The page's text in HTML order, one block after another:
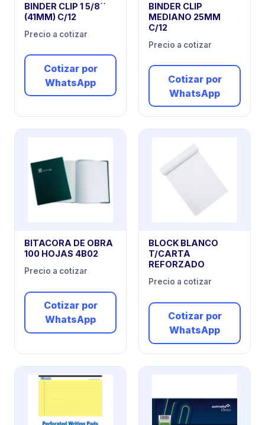
BINDER CLIP 1 5/8´´
(41MM) C/12
Precio a cotizar
Cotizar por
WhatsApp
BINDER CLIP
MEDIANO 25MM
C/12
Precio a cotizar
Cotizar por
WhatsApp
BITACORA DE OBRA
100 HOJAS 4B02
Precio a cotizar
Cotizar por
WhatsApp
BLOCK BLANCO
T/CARTA
REFORZADO
Precio a cotizar
Cotizar por
WhatsApp